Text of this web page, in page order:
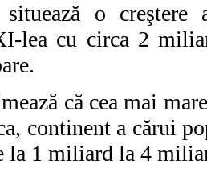
o
lea cu circa 2
că cea mai
continent a cărui
la 1 miliard la 4